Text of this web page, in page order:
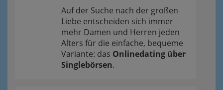
Auf der Suche nach der großen
Liebe entscheiden sich immer
mehr Damen und Herren jeden
Alters für die einfache, bequeme
Variante: das Onlinedating über
Singlebörsen.